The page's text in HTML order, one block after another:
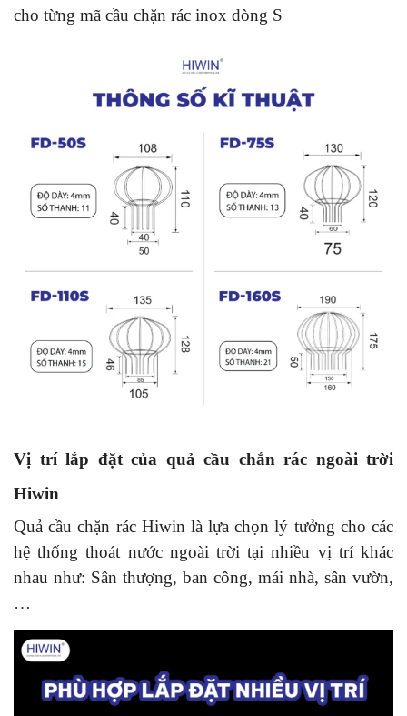
cho từng mã cầu chặn rác inox dòng S
Vị trí lắp đặt của quả cầu chắn rác ngoài trời
Hiwin
Quả cầu chặn rác Hiwin là lựa chọn lý tưởng cho các
hệ thống thoát nước ngoài trời tại nhiều vị trí khác
nhau như: Sân thượng, ban công, mái nhà, sân vườn,
…